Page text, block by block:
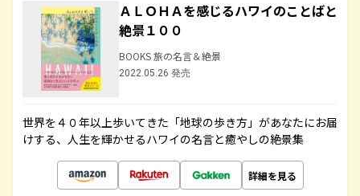
ＡＬＯＨＡを感じるハワイのことばと
絶景１００
BOOKS 旅の名言＆絶景
2022.05.26 発売
世界を４０年以上歩いてきた「地球の歩き方」があなたにお届
けする、人生を輝かせるハワイの名言と癒やしの絶景集
詳細を見る